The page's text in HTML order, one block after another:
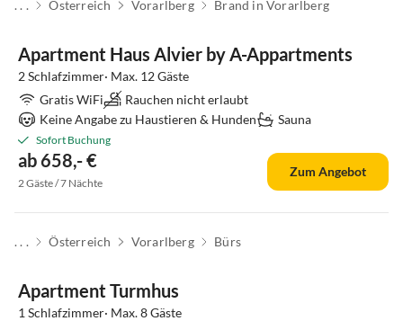
. . . Österreich Vorarlberg Brand in Vorarlberg
Apartment Haus Alvier by A-Appartments
2 Schlafzimmer· Max. 12 Gäste
Gratis WiFi
Rauchen nicht erlaubt
Keine Angabe zu Haustieren & Hunden
Sauna
Sofort Buchung
ab 658,- €
2 Gäste / 7 Nächte
Zum Angebot
. . . Österreich Vorarlberg Bürs
Apartment Turmhus
1 Schlafzimmer· Max. 8 Gäste